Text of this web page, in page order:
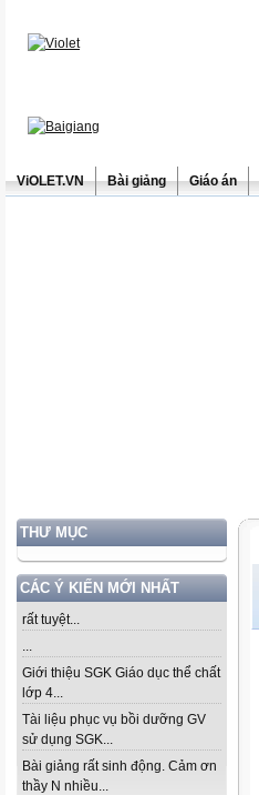
ViOLET.VN Bài giảng Giáo án
THƯ MỤC
CÁC Ý KIẾN MỚI NHẤT
rất tuyệt...
...
Giới thiệu SGK Giáo dục thể chất
lớp 4...
Tài liệu phục vụ bồi dưỡng GV
sử dụng SGK...
Bài giảng rất sinh động. Cảm ơn
thầy N nhiều...